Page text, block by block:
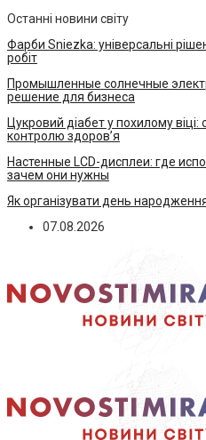
Останні новини світу
Фарби Sniezka: універсальні
робіт
Промышленные солнечные
решение для бизнеса
Цукровий діабет у похилому віці:
контролю здоров’я
Настенные LCD-дисплеи: где
зачем они нужны
Як організувати день
07.08.2026